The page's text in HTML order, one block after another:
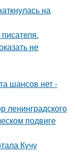
на
не
шансов нет -
ленинградского
подвиге
Кучу